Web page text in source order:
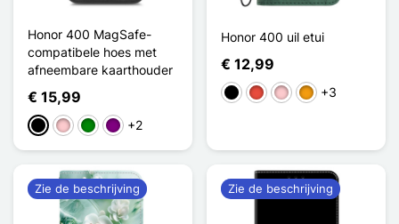
Honor 400 MagSafe-
compatibele hoes met
afneembare kaarthouder
€ 15,99
ZwartRozeGroenPurper
+2
Honor 400 uil etui
€ 12,99
ZwartRoodRozeOranje
+3
Zie de beschrijving Zie de beschrijving